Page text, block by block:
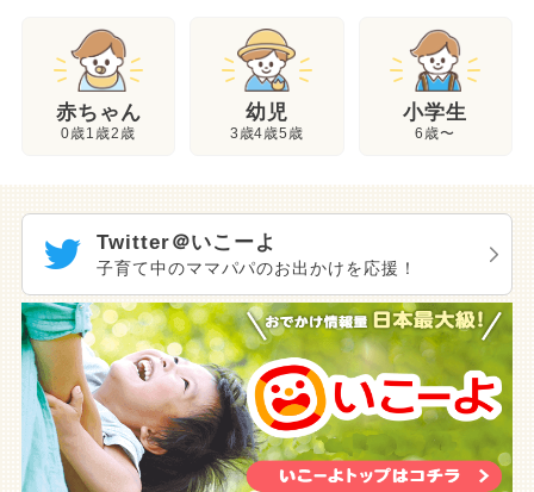
赤ちゃん
0歳1歳2歳
幼児
3歳4歳5歳
小学生
6歳〜
Twitter＠いこーよ
子育て中のママパパのお出かけを応援！